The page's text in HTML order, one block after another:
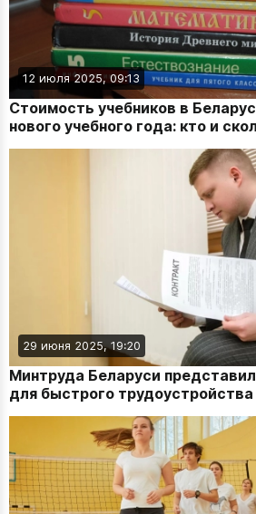
12 июля 2025, 09:13
Стоимость учебников в
нового учебного года: кто и
29 июня 2025, 19:20
Минтруда Беларуси
для быстрого